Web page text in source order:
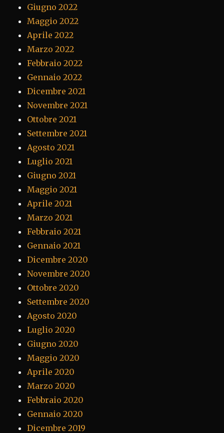
Giugno 2022
Maggio 2022
Aprile 2022
Marzo 2022
Febbraio 2022
Gennaio 2022
Dicembre 2021
Novembre 2021
Ottobre 2021
Settembre 2021
Agosto 2021
Luglio 2021
Giugno 2021
Maggio 2021
Aprile 2021
Marzo 2021
Febbraio 2021
Gennaio 2021
Dicembre 2020
Novembre 2020
Ottobre 2020
Settembre 2020
Agosto 2020
Luglio 2020
Giugno 2020
Maggio 2020
Aprile 2020
Marzo 2020
Febbraio 2020
Gennaio 2020
Dicembre 2019